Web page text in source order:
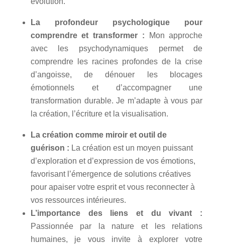
La profondeur psychologique pour
comprendre et transformer :
Mon approche
avec les psychodynamiques permet de
comprendre les racines profondes de la crise
d’angoisse, de dénouer les blocages
émotionnels et d’accompagner une
transformation durable. Je m’adapte à vous par
la création, l’écriture et la visualisation.
La création comme miroir et outil de
guérison : La création est un moyen puissant
d’exploration et d’expression de vos émotions,
favorisant l’émergence de solutions créatives
pour apaiser votre esprit et vous reconnecter à
vos ressources intérieures.
L’importance des liens et du vivant :
Passionnée par la nature et les relations
humaines, je vous invite à explorer votre